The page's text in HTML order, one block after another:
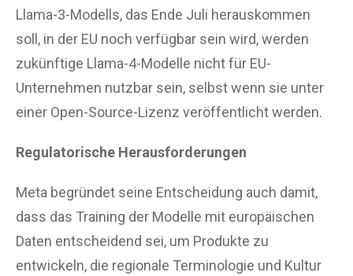
Llama-3-Modells, das Ende Juli herauskommen
soll, in der EU noch verfügbar sein wird, werden
zukünftige Llama-4-Modelle nicht für EU-
Unternehmen nutzbar sein, selbst wenn sie unter
einer Open-Source-Lizenz veröffentlicht werden.
Regulatorische Herausforderungen
Meta begründet seine Entscheidung auch damit,
dass das Training der Modelle mit europäischen
Daten entscheidend sei, um Produkte zu
entwickeln, die regionale Terminologie und Kultur